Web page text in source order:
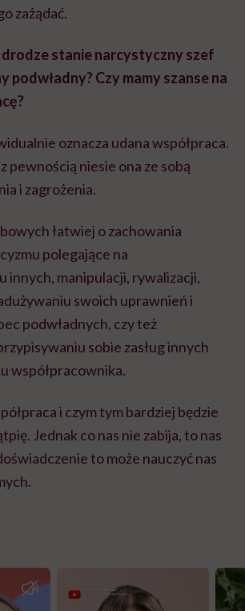
zażądać.
drodze stanie narcystyczny szef
podwładny? Czy mamy szanse na
oznacza udana współpraca.
pewnością niesie ona ze sobą
i zagrożenia.
łatwiej o zachowania
polegające na
innych, manipulacji, rywalizacji,
swoich uprawnień i
podwładnych, czy też
sobie zasług innych
współpracownika.
i czym tym bardziej będzie
. Jednak co nas nie zabija, to nas
to może nauczyć nas